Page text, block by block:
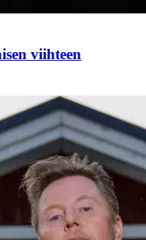
viihteen